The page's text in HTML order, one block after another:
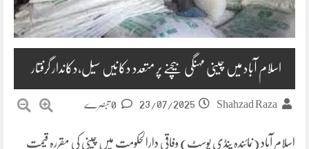
اسلام آباد میں چینی مہنگی بیچنے پر متعدد دکانیں سیل،دکاندار گرفتار
Shahzad Raza
23/07/2025
اسلام آباد (نمائندہ پنڈی پوسٹ) وفاقی دارالحکومت میں چینی کی مقررہ قیمت